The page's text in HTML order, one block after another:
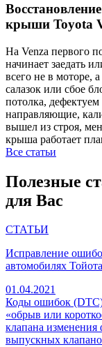
крыши Toyota
На Venza первого
начинает заедать
всего не в моторе,
салазок или сбое
потолка,
направляющие,
вышел из строя,
крыша работает
Все статьи
Полезные
для Вас
СТАТЬИ
Исправление
автомобилях Тойота
01.04.2021
Коды ошибок (DTC)
«обрыв или
клапана изменения
выпускных